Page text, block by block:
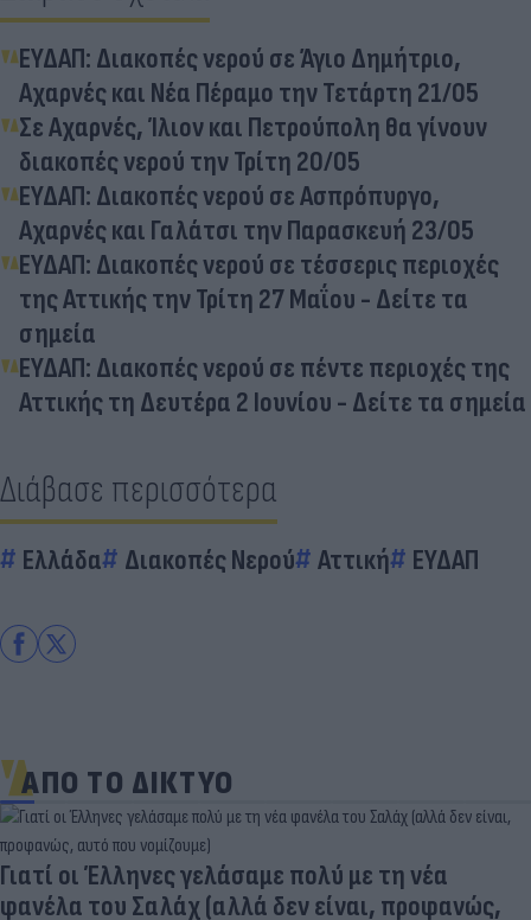
ΕΥΔΑΠ: Διακοπές νερού σε Άγιο Δημήτριο,
Αχαρνές και Νέα Πέραμο την Τετάρτη 21/05
Σε Αχαρνές, Ίλιον και Πετρούπολη θα γίνουν
διακοπές νερού την Τρίτη 20/05
ΕΥΔΑΠ: Διακοπές νερού σε Ασπρόπυργο,
Αχαρνές και Γαλάτσι την Παρασκευή 23/05
ΕΥΔΑΠ: Διακοπές νερού σε τέσσερις περιοχές
της Αττικής την Τρίτη 27 Μαΐου - Δείτε τα
σημεία
ΕΥΔΑΠ: Διακοπές νερού σε πέντε περιοχές της
Αττικής τη Δευτέρα 2 Ιουνίου - Δείτε τα σημεία
Διάβασε περισσότερα
Ελλάδα Διακοπές Νερού Αττική ΕΥΔΑΠ
ΑΠΟ ΤΟ ΔΙΚΤΥΟ
Γιατί οι Έλληνες γελάσαμε πολύ με τη νέα
φανέλα του Σαλάχ (αλλά δεν είναι, προφανώς,